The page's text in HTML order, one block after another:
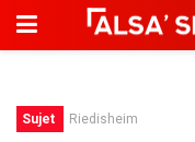
Sujet Riedisheim